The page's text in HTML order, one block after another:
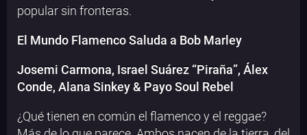
popular sin fronteras.
El Mundo Flamenco Saluda a Bob Marley
Josemi Carmona, Israel Suárez “Piraña”, Álex
Conde, Alana Sinkey & Payo Soul Rebel
¿Qué tienen en común el flamenco y el reggae?